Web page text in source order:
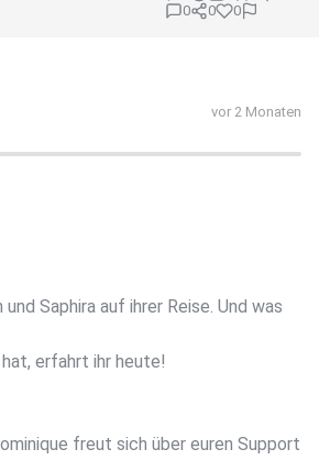
0
0 0
vor 2 Monaten
Saphira auf ihrer Reise. Und was
erfahrt ihr heute!
freut sich über euren Support